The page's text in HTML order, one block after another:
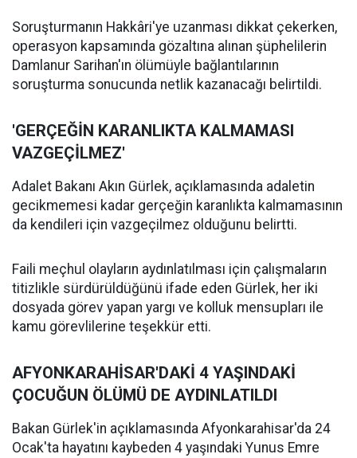
Soruşturmanın Hakkâri'ye uzanması dikkat çekerken,
operasyon kapsamında gözaltına alınan şüphelilerin
Damlanur Sarihan'ın ölümüyle bağlantılarının
soruşturma sonucunda netlik kazanacağı belirtildi.
'GERÇEĞİN KARANLIKTA KALMAMASI
VAZGEÇİLMEZ'
Adalet Bakanı Akın Gürlek, açıklamasında adaletin
gecikmemesi kadar gerçeğin karanlıkta kalmamasının
da kendileri için vazgeçilmez olduğunu belirtti.
Faili meçhul olayların aydınlatılması için çalışmaların
titizlikle sürdürüldüğünü ifade eden Gürlek, her iki
dosyada görev yapan yargı ve kolluk mensupları ile
kamu görevlilerine teşekkür etti.
AFYONKARAHİSAR'DAKİ 4 YAŞINDAKİ
ÇOCUĞUN ÖLÜMÜ DE AYDINLATILDI
Bakan Gürlek'in açıklamasında Afyonkarahisar'da 24
Ocak'ta hayatını kaybeden 4 yaşındaki Yunus Emre